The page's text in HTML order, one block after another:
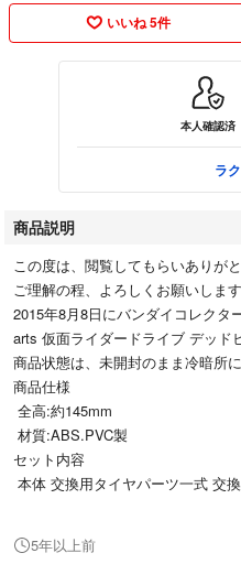
いいね 5件
本人確認済
ラ
商品説明
この度は、閲覧してもらいありが
ご理解の程、よろしくお願いします
2015年8月8日にバンダイコレクタ
arts 仮面ライダードライブ デッド
商品状態は、未開封のまま冷暗所
商品仕様
全高:約145mm
材質:ABS.PVC製
セット内容
本体 交換用タイヤパーツ一式 交
送料無料、匿名配送、発送は、パ
日、祝日でも郵便局への持ち込み
5年以上前